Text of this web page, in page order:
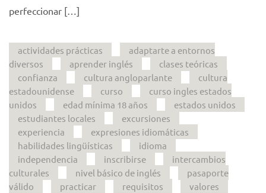
perfeccionar […]
actividades prácticas
adaptarte a entornos
diversos
aprender inglés
clases teóricas
confianza
cultura angloparlante
cultura
estadounidense
curso
curso ingles estados
unidos
edad mínima 18 años
estados unidos
estudiantes locales
excursiones
experiencia
expresiones idiomáticas
habilidades lingüísticas
idioma
independencia
inscribirse
intercambios
culturales
nivel básico de inglés
pasaporte
válido
practicar requisitos valores